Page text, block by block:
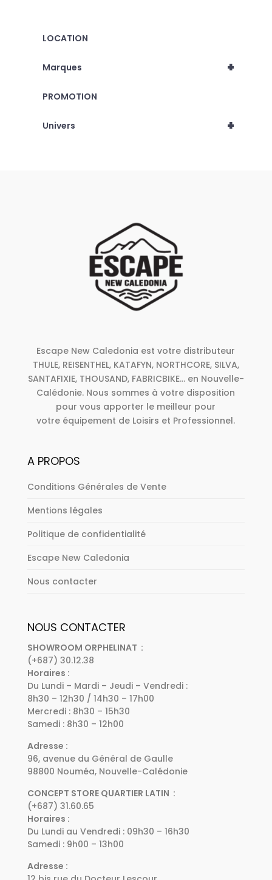
LOCATION
+
Marques
PROMOTION
+
Univers
Escape New Caledonia est votre distributeur
THULE, REISENTHEL, KATAFYN, NORTHCORE, SILVA,
SANTAFIXIE, THOUSAND, FABRICBIKE... en Nouvelle-
Calédonie. Nous sommes à votre disposition
pour vous apporter le meilleur pour
votre équipement de Loisirs et Professionnel.
A PROPOS
Conditions Générales de Vente
Mentions légales
Politique de confidentialité
Escape New Caledonia
Nous contacter
NOUS CONTACTER
SHOWROOM ORPHELINAT :
(+687) 30.12.38
Horaires :
Du Lundi – Mardi – Jeudi – Vendredi :
8h30 – 12h30 / 14h30 – 17h00
Mercredi : 8h30 – 15h30
Samedi : 8h30 – 12h00
Adresse :
96, avenue du Général de Gaulle
98800 Nouméa, Nouvelle-Calédonie
CONCEPT STORE QUARTIER LATIN :
(+687) 31.60.65
Horaires :
Du Lundi au Vendredi : 09h30 – 16h30
Samedi : 9h00 – 13h00
Adresse :